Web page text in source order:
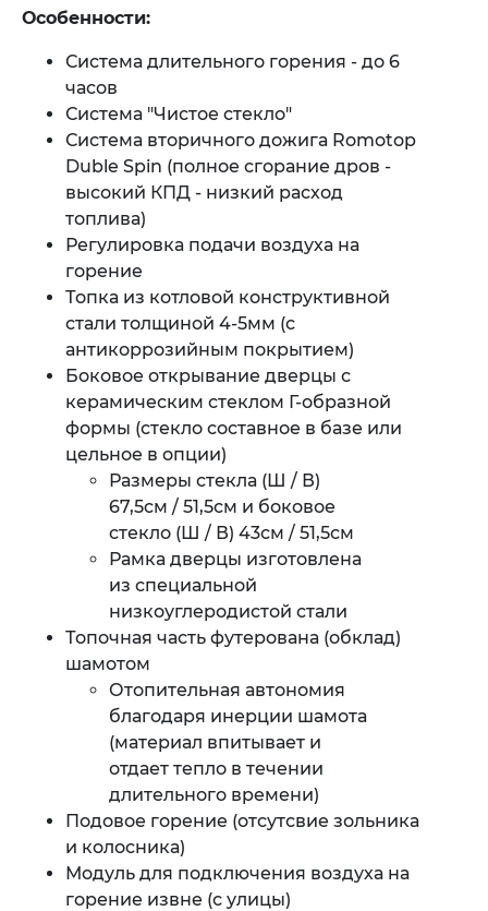
Особенности:
Система длительного горения - до 6
часов
Система "Чистое стекло"
Система вторичного дожига Romotop
Duble Spin (полное сгорание дров -
высокий КПД - низкий расход
топлива)
Регулировка подачи воздуха на
горение
Топка из котловой конструктивной
стали толщиной 4-5мм (с
антикоррозийным покрытием)
Боковое открывание дверцы с
керамическим стеклом Г-образной
формы (стекло составное в базе или
цельное в опции)
Размеры стекла (Ш / В)
67,5cм / 51,5см и боковое
стекло (Ш / В) 43см / 51,5см
Рамка дверцы изготовлена
из специальной
низкоуглеродистой стали
Топочная часть футерована (обклад)
шамотом
Отопительная автономия
благодаря инерции шамота
(материал впитывает и
отдает тепло в течении
длительного времени)
Подовое горение (отсутсвие зольника
и колосника)
Модуль для подключения воздуха на
горение извне (с улицы)